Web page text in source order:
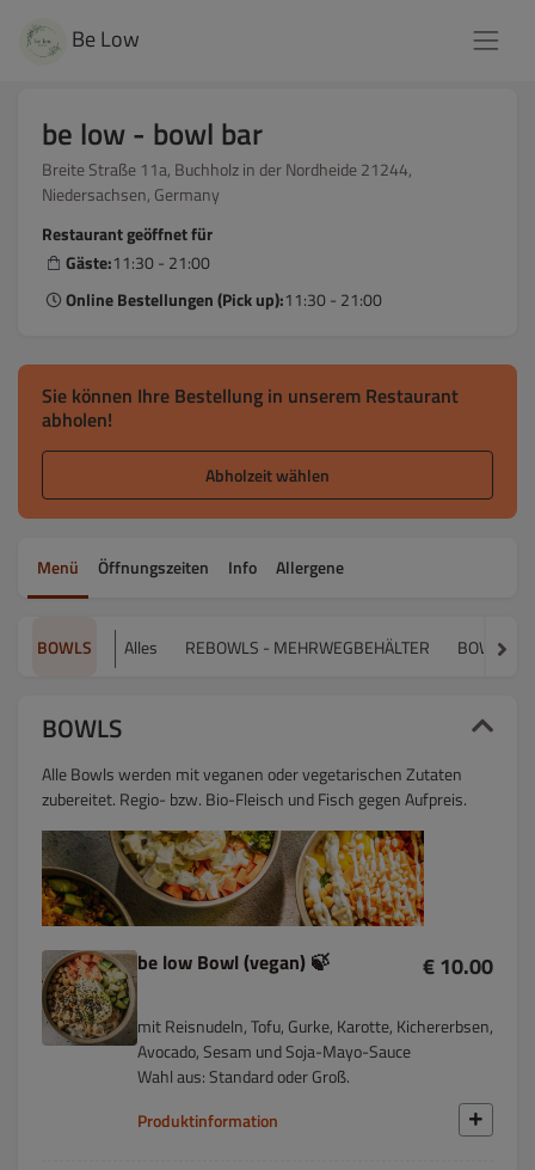
Be Low
be low - bowl bar
Breite Straße 11a, Buchholz in der Nordheide 21244,
Niedersachsen, Germany
Restaurant geöffnet für
Gäste:11:30 - 21:00
Online Bestellungen (Pick up):11:30 - 21:00
Sie können Ihre Bestellung in unserem Restaurant
abholen!
Abholzeit wählen
Menü Öffnungszeiten Info Allergene
BOWLS Alles REBOWLS - MEHRWEGBEHÄLTER BOWLS
BOWLS
Alle Bowls werden mit veganen oder vegetarischen Zutaten
zubereitet. Regio- bzw. Bio-Fleisch und Fisch gegen Aufpreis.
be low Bowl (vegan) 🍃 € 10.00
mit Reisnudeln, Tofu, Gurke, Karotte, Kichererbsen,
Avocado, Sesam und Soja-Mayo-Sauce
Wahl aus: Standard oder Groß.
Produktinformation